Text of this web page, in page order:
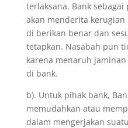
terlaksana. Bank
akan menderita
di berikan benar dan
tetapkan. Nasabah pun
karena menaruh
di bank.
b). Untuk pihak bank,
memudahkan atau
dalam mengerjakan